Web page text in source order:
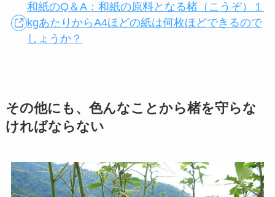
和紙のQ＆A：和紙の原料となる楮（こうぞ）１
kgあたりからA4ほどの紙は何枚ほどできるので
しょうか？
その他にも、色んなことから楮を守らな
ければならない